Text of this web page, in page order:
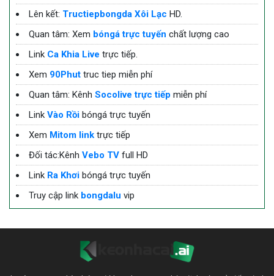
Lên kết: Tructiepbongda Xôi Lạc HD.
Quan tâm: Xem bóngá trực tuyến chất lượng cao
Link Ca Khia Live trực tiếp.
Xem 90Phut truc tiep miễn phí
Quan tâm: Kênh Socolive trực tiếp miễn phí
Link Vào Rồi bóngá trực tuyến
Xem Mitom link trực tiếp
Đối tác:Kênh Vebo TV full HD
Link Ra Khơi bóngá trực tuyến
Truy cập link bongdalu vip